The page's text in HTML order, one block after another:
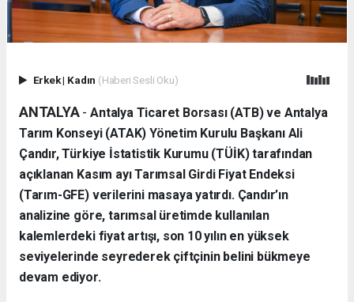
Erkek| Kadın (Haberi Sesli Oku)
ANTALYA-Antalya Ticaret Borsası (ATB) ve Antalya
Tarım Konseyi (ATAK) Yönetim Kurulu Başkanı Ali
Çandır, Türkiye İstatistik Kurumu (TÜİK) tarafından
açıklanan Kasım ayı Tarımsal Girdi Fiyat Endeksi
(Tarım-GFE) verilerini masaya yatırdı. Çandır’ın
analizine göre, tarımsal üretimde kullanılan
kalemlerdeki fiyat artışı, son 10 yılın en yüksek
seviyelerinde seyrederek çiftçinin belini bükmeye
devam ediyor.